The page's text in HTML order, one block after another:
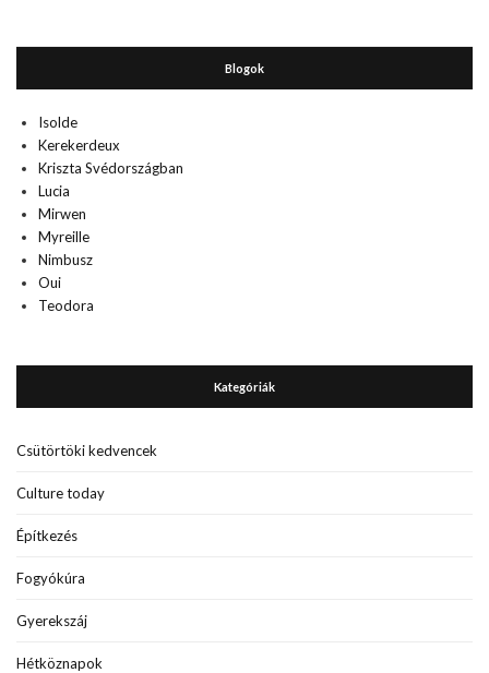
Blogok
Isolde
Kerekerdeux
Kriszta Svédországban
Lucia
Mirwen
Myreille
Nimbusz
Oui
Teodora
Kategóriák
Csütörtöki kedvencek
Culture today
Építkezés
Fogyókúra
Gyerekszáj
Hétköznapok